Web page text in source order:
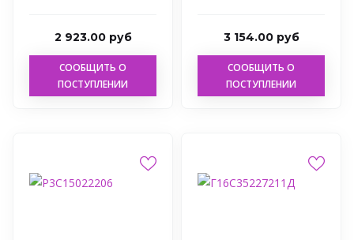
2 923.00 руб
СООБЩИТЬ О
ПОСТУПЛЕНИИ
3 154.00 руб
СООБЩИТЬ О
ПОСТУПЛЕНИИ